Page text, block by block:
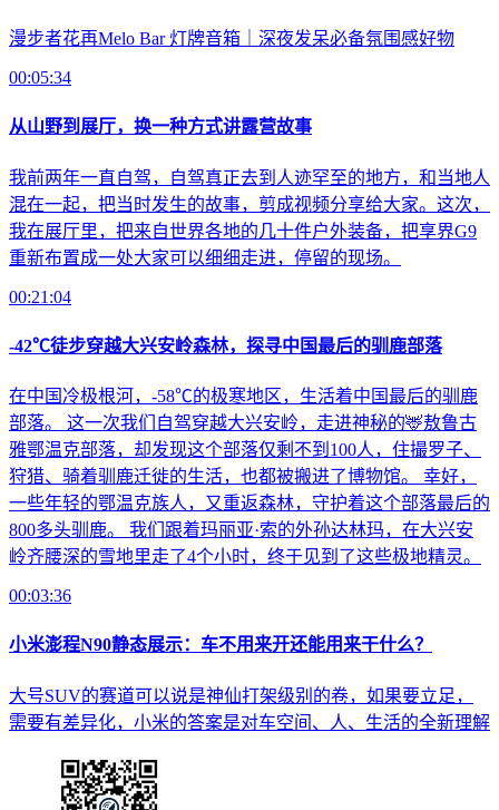
漫步者花再Melo Bar 灯牌音箱｜深夜发呆必备氛围感好物
00:05:34
从山野到展厅，换一种方式讲露营故事
我前两年一直自驾，自驾真正去到人迹罕至的地方，和当地人
混在一起，把当时发生的故事，剪成视频分享给大家。这次，
我在展厅里，把来自世界各地的几十件户外装备，把享界G9
重新布置成一处大家可以细细走进，停留的现场。
00:21:04
-42℃‌徒步穿越大兴安岭森林，探寻中国最后的驯鹿部落
在中国冷极根河，-58℃的极寒地区，生活着中国最后的驯鹿
部落。 这一次我们自驾穿越大兴安岭，走进神秘的🦌敖鲁古
雅鄂温克部落，却发现这个部落仅剩不到100人，住撮罗子、
狩猎、骑着驯鹿迁徙的生活，也都被搬进了博物馆。 幸好，
一些年轻的鄂温克族人，又重返森林，守护着这个部落最后的
800多头驯鹿。 我们跟着玛丽亚·索的外孙达林玛，在大兴安
岭齐腰深的雪地里走了4个小时，终于见到了这些极地精灵。
00:03:36
小米澎程N90静态展示：车不用来开还能用来干什么？
大号SUV的赛道可以说是神仙打架级别的卷，如果要立足，
需要有差异化，小米的答案是对车空间、人、生活的全新理解